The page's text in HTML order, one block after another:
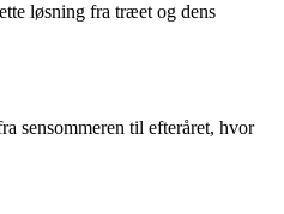
løsning fra træet og dens
sensommeren til efteråret, hvor